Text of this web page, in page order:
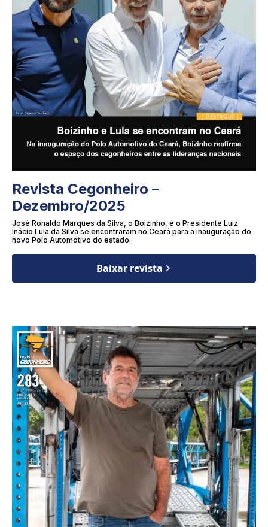
Revista Cegonheiro –
Dezembro/2025
José Ronaldo Marques da Silva, o Boizinho, e o Presidente Luiz
Inácio Lula da Silva se encontraram no Ceará para a inauguração do
novo Polo Automotivo do estado.
Baixar revista